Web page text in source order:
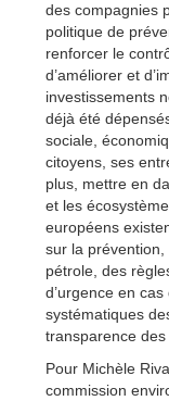
des compagnies
politique de
renforcer le
d’améliorer et
investissements
déjà été
sociale,
citoyens, ses
plus, mettre en
et les
européens
sur la
pétrole, des
d’urgence en
systématiques
transparence
Pour Michèle
commission